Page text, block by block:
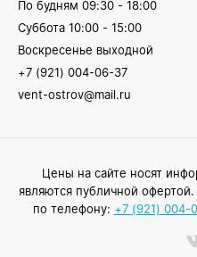
По будням 09:30 - 18:00
Суббота 10:00 - 15:00
Воскресенье выходной
+7 (921) 004-06-37
vent-ostrov@mail.ru
Цены на сайте носят
являются публичной
по телефону: +7 (921) 004-